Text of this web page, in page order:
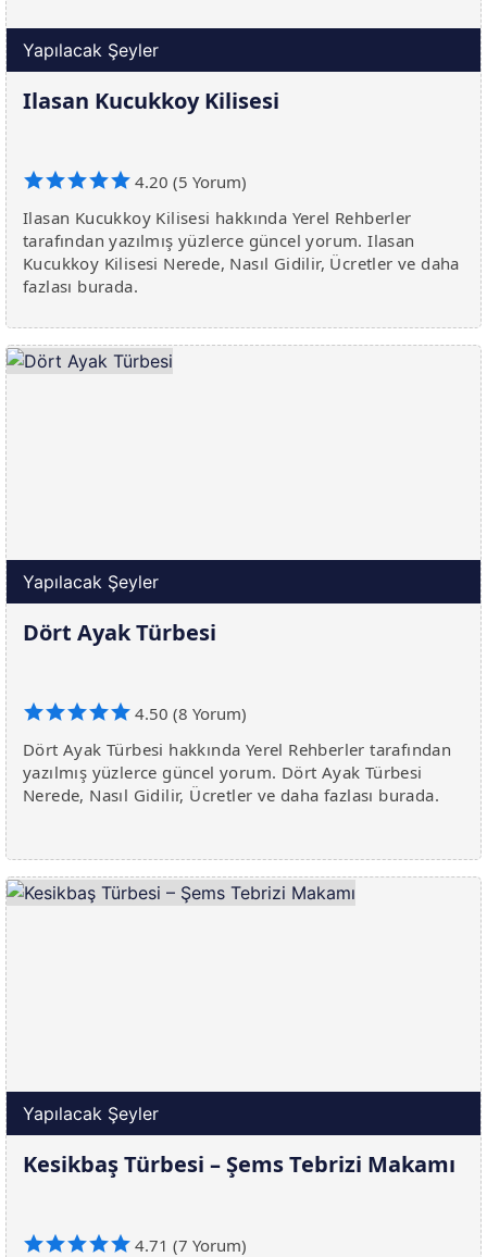
Yapılacak Şeyler
Ilasan Kucukkoy Kilisesi
4.20 (5 Yorum)
Ilasan Kucukkoy Kilisesi hakkında Yerel Rehberler
tarafından yazılmış yüzlerce güncel yorum. Ilasan
Kucukkoy Kilisesi Nerede, Nasıl Gidilir, Ücretler ve daha
fazlası burada.
Yapılacak Şeyler
Dört Ayak Türbesi
4.50 (8 Yorum)
Dört Ayak Türbesi hakkında Yerel Rehberler tarafından
yazılmış yüzlerce güncel yorum. Dört Ayak Türbesi
Nerede, Nasıl Gidilir, Ücretler ve daha fazlası burada.
Yapılacak Şeyler
Kesikbaş Türbesi – Şems Tebrizi Makamı
4.71 (7 Yorum)